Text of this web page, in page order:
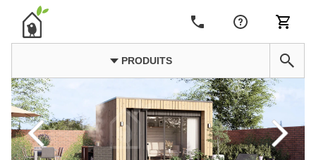
PRODUITS